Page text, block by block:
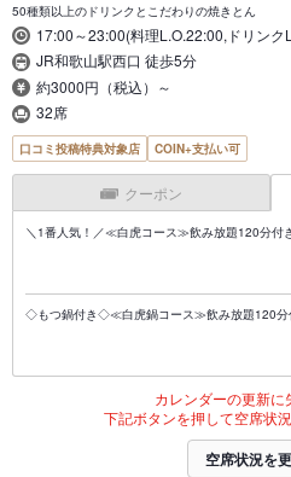
50種類以上のドリンクとこだわりの焼きとん
17:00～23:00(料理L.O.22:00,ドリンク
JR和歌山駅西口 徒歩5分
約3000円（税込）～
32席
口コミ投稿特典対象店 COIN+支払い可
クーポン
＼1番人気！／≪白虎コース≫飲み放題120分
◇もつ鍋付き◇≪白虎鍋コース≫飲み放題120分
カレンダーの更新に
下記ボタンを押して空席状
空席状況を